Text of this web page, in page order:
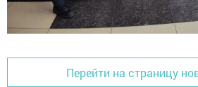
Перейти на страницу